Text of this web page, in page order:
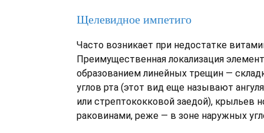
Щелевидное импетиго
Часто возникает при недостатке
Преимущественная локализация
образованием линейных трещин —
углов рта (этот вид еще называют
или стрептококковой заедой), крыльев
раковинами, реже — в зоне наружных